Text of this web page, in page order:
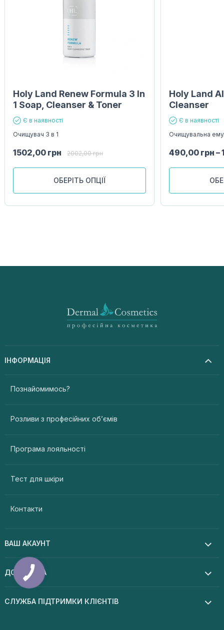
Holy Land Renew Formula 3 In
1 Soap, Cleanser & Toner
Є в наявності
Очищувач 3 в 1
1502,00 грн 2002,00грн
ОБЕРІТЬ ОПЦІЇ
Holy Land
Cleanser
Є в наявності
Очищувальна
490,00 грн –
ІНФОРМАЦІЯ
Познайомимось?
Розливи з професійних об’ємів
Програма лояльності
Тест для шкіри
Контакти
ВАШ АКАУНТ
ДОПОМОГА
СЛУЖБА ПІДТРИМКИ КЛІЄНТІВ